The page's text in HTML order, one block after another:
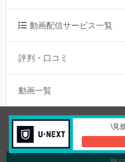
動画配信サービス一覧
評判・口コミ
動画一覧
お問い合わせ
\見